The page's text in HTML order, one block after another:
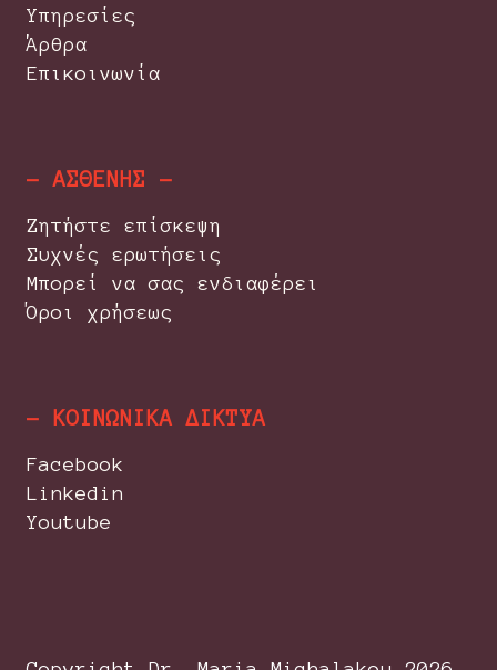
Υπηρεσίες
Άρθρα
Επικοινωνία
- ΑΣΘΕΝΗΣ -
Ζητήστε επίσκεψη
Συχνές ερωτήσεις
Μπορεί να σας ενδιαφέρει
Όροι χρήσεως
- ΚΟΙΝΩΝΙΚΑ ΔΙΚΤΥΑ
Facebook
Linkedin
Youtube